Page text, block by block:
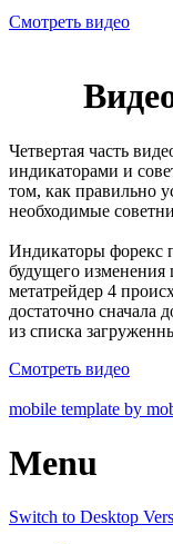
Смотреть видео
Четвертая часть
индикаторами и
том, как правильно
необходимые
Индикаторы форекс
будущего изменения
метатрейдер 4
достаточно сначала
из списка
Смотреть видео
mobile template by
Menu
Switch to Desktop